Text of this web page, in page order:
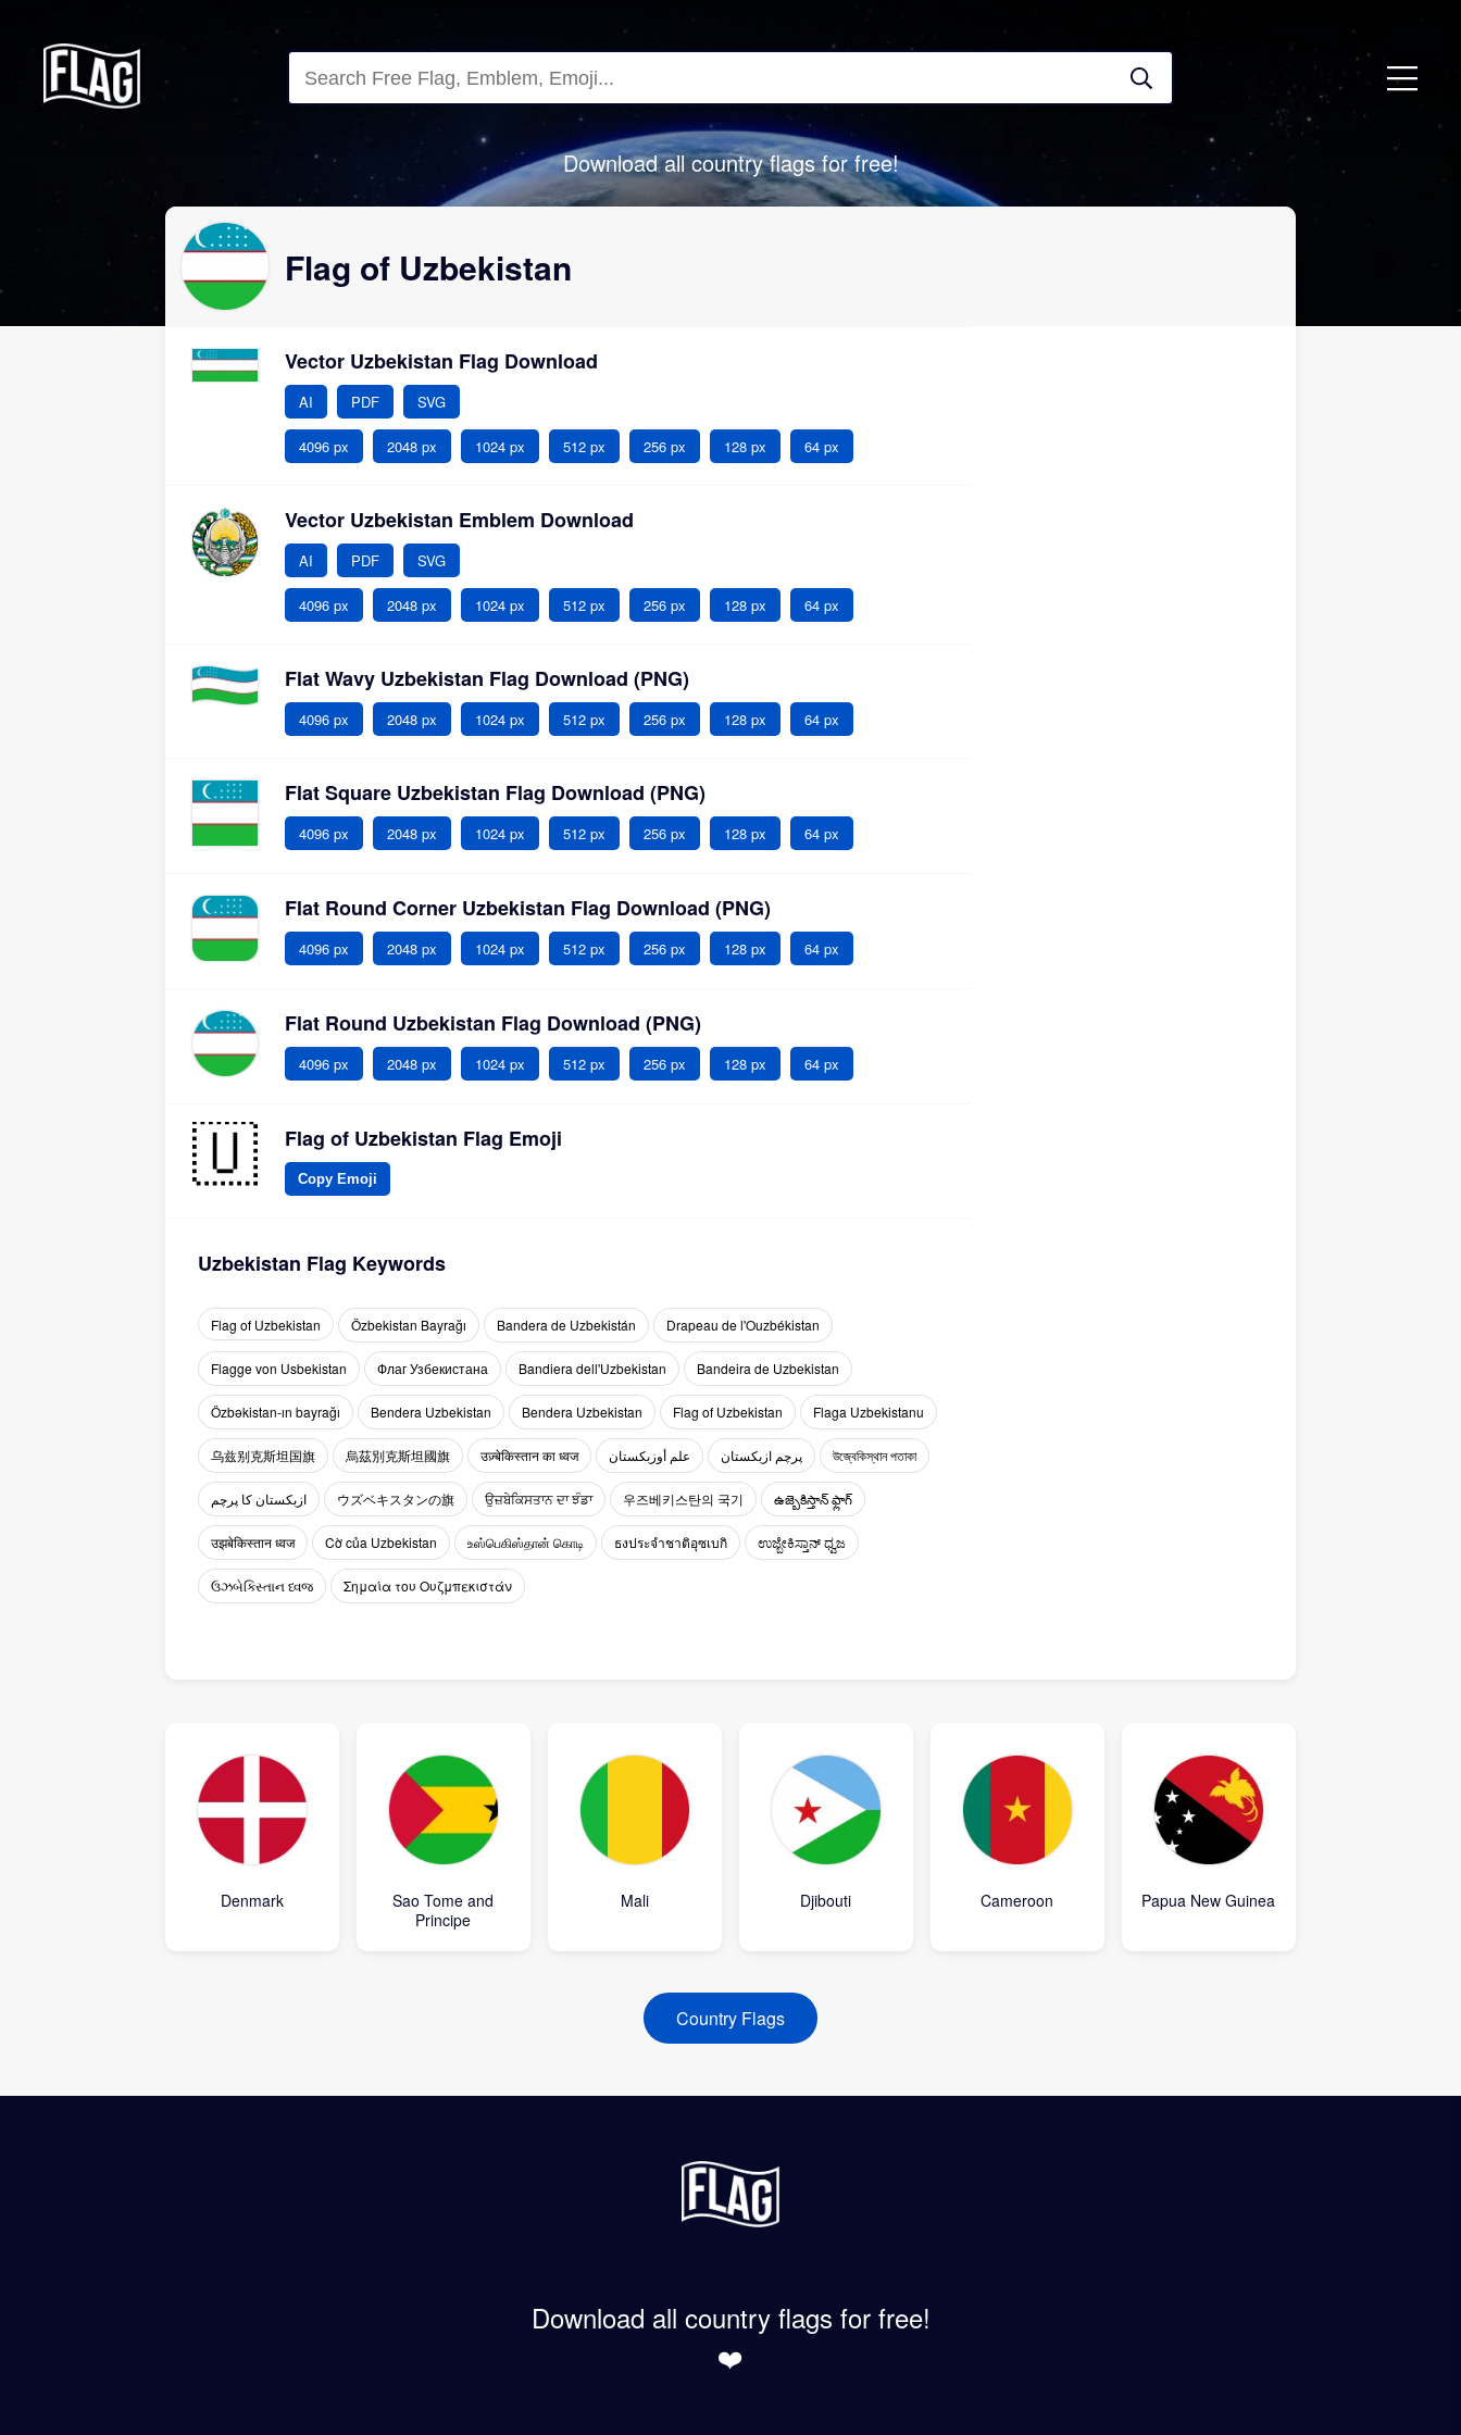
Download all country flags for free!
Flag of Uzbekistan
Vector Uzbekistan Flag Download
AI PDF SVG
4096 px 2048 px 1024 px 512 px 256 px 128 px 64 px
Vector Uzbekistan Emblem Download
AI PDF SVG
4096 px 2048 px 1024 px 512 px 256 px 128 px 64 px
Flat Wavy Uzbekistan Flag Download (PNG)
4096 px 2048 px 1024 px 512 px 256 px 128 px 64 px
Flat Square Uzbekistan Flag Download (PNG)
4096 px 2048 px 1024 px 512 px 256 px 128 px 64 px
Flat Round Corner Uzbekistan Flag Download (PNG)
4096 px 2048 px 1024 px 512 px 256 px 128 px 64 px
Flat Round Uzbekistan Flag Download (PNG)
4096 px 2048 px 1024 px 512 px 256 px 128 px 64 px
Flag of Uzbekistan Flag Emoji
Copy Emoji
Uzbekistan Flag Keywords
Flag of Uzbekistan Özbekistan Bayrağı Bandera de Uzbekistán Drapeau de l'Ouzbékistan
Flagge von Usbekistan Флаг Узбекистана Bandiera dell'Uzbekistan Bandeira de Uzbekistan
Özbəkistan-ın bayrağı Bendera Uzbekistan Bendera Uzbekistan Flag of Uzbekistan Flaga Uzbekistanu
乌兹别克斯坦国旗 烏茲別克斯坦國旗 उज़्बेकिस्तान का ध्वज علم أوزبكستان پرچم ازبکستان উজ্বেকিস্থান পতাকা
ازبکستان کا پرچم ウズベキスタンの旗 ਉਜ਼ਬੇਕਿਸਤਾਨ ਦਾ ਝੰਡਾ 우즈베키스탄의 국기 ఉజ్బెకిస్తాన్ ఫ్లాగ్
उझबेकिस्तान ध्वज Cờ của Uzbekistan உஸ்பெகிஸ்தான் கொடி ธงประจำชาติอุซเบกิ ಉಜ್ಬೇಕಿಸ್ತಾನ್ ಧ್ವಜ
ઉઝબેકિસ્તાન ધ્વજ Σημαία του Ουζμπεκιστάν
Denmark
Sao Tome and
Principe
Mali Djibouti Cameroon Papua New Guinea
Country Flags
Download all country flags for free!
❤️